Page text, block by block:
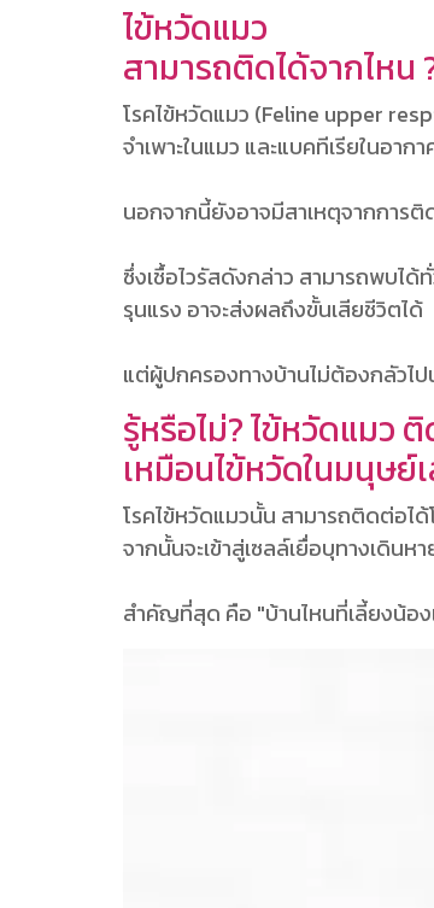
ไข้หวัดแมว
สามารถติดได้จากไหน
โรคไข้หวัดแมว (Feline upper
จำเพาะในแมว และแบคทีเรียในอา
นอกจากนี้ยังอาจมีสาเหตุจากการ
ซึ่งเชื้อไวรัสดังกล่าว สามารถพบไ
รุนแรง อาจะส่งผลถึงขั้นเสียชีวิตได้
แต่ผู้ปกครองทางบ้านไม่ต้องกลัวไป
รู้หรือไม่? ไข้หวัดแมว
เหมือนไข้หวัดในมนุษย์
โรคไข้หวัดแมวนั้น สามารถติดต่อไ
จากนั้นจะเข้าสู่เซลล์เยื่อบุทางเดินห
สำคัญที่สุด คือ "บ้านไหนที่เลี้ยงน้อง